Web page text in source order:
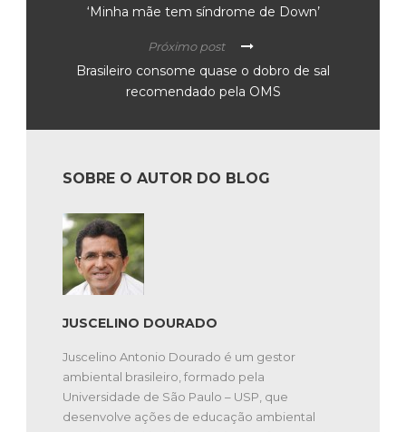
‘Minha mãe tem síndrome de Down’
Próximo post
Brasileiro consome quase o dobro de sal
recomendado pela OMS
SOBRE O AUTOR DO BLOG
JUSCELINO DOURADO
Juscelino Antonio Dourado é um gestor
ambiental brasileiro, formado pela
Universidade de São Paulo – USP, que
desenvolve ações de educação ambiental